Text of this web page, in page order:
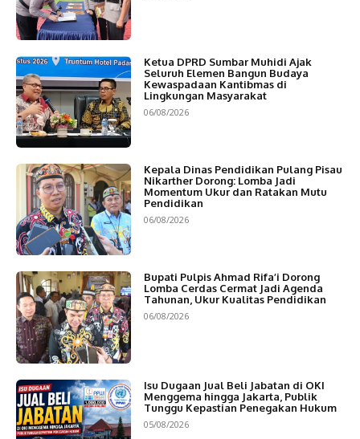
Ketua DPRD Sumbar Muhidi Ajak
Seluruh Elemen Bangun Budaya
Kewaspadaan Kantibmas di
Lingkungan Masyarakat
06/08/2026
Kepala Dinas Pendidikan Pulang Pisau
Nikarther Dorong: Lomba Jadi
Momentum Ukur dan Ratakan Mutu
Pendidikan
06/08/2026
Bupati Pulpis Ahmad Rifa’i Dorong
Lomba Cerdas Cermat Jadi Agenda
Tahunan, Ukur Kualitas Pendidikan
06/08/2026
Isu Dugaan Jual Beli Jabatan di OKI
Menggema hingga Jakarta, Publik
Tunggu Kepastian Penegakan Hukum
05/08/2026